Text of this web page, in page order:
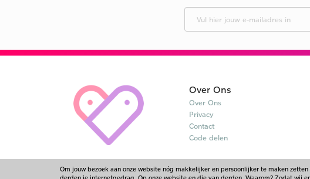
Over Ons
Over Ons
Privacy
Contact
Code delen
Om jouw bezoek aan onze website nóg makkelijker en persoonlijker te maken